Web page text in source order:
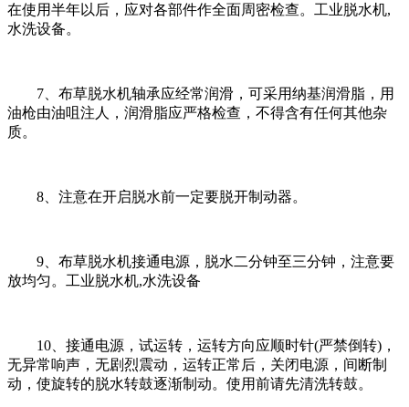
在使用半年以后，应对各部件作全面周密检查。工业脱水机,
水洗设备。
7、布草脱水机轴承应经常润滑，可采用纳基润滑脂，用
油枪由油咀注人，润滑脂应严格检查，不得含有任何其他杂
质。
8、注意在开启脱水前一定要脱开制动器。
9、布草脱水机接通电源，脱水二分钟至三分钟，注意要
放均匀。工业脱水机,水洗设备
10、接通电源，试运转，运转方向应顺时针(严禁倒转)，
无异常响声，无剧烈震动，运转正常后，关闭电源，间断制
动，使旋转的脱水转鼓逐渐制动。使用前请先清洗转鼓。